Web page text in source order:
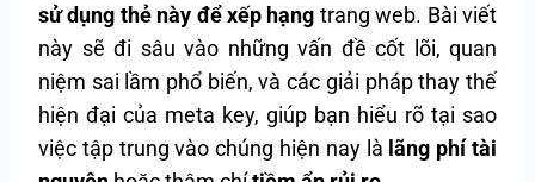
sử dụng thẻ này để xếp hạng trang web. Bài viết
này sẽ đi sâu vào những vấn đề cốt lõi, quan
niệm sai lầm phổ biến, và các giải pháp thay thế
hiện đại của meta key, giúp bạn hiểu rõ tại sao
việc tập trung vào chúng hiện nay là lãng phí tài